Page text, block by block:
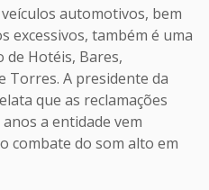
automotivos, bem
excessivos, também é uma
de Hotéis, Bares,
Torres. A presidente da
que as reclamações
a entidade vem
combate do som alto em